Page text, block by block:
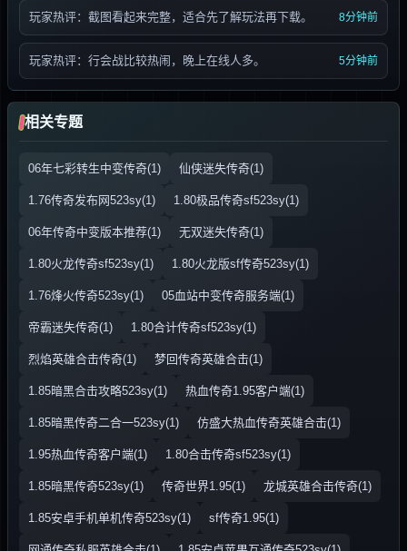
玩家热评：截图看起来完整，适合先了解玩法再下载。 8分钟前
玩家热评：行会战比较热闹，晚上在线人多。 5分钟前
相关专题
06年七彩转生中变传奇(1) 仙侠迷失传奇(1)
1.76传奇发布网523sy(1) 1.80极品传奇sf523sy(1)
06年传奇中变版本推荐(1) 无双迷失传奇(1)
1.80火龙传奇sf523sy(1) 1.80火龙版sf传奇523sy(1)
1.76烽火传奇523sy(1) 05血站中变传奇服务端(1)
帝霸迷失传奇(1) 1.80合计传奇sf523sy(1)
烈焰英雄合击传奇(1) 梦回传奇英雄合击(1)
1.85暗黑合击攻略523sy(1) 热血传奇1.95客户端(1)
1.85暗黑传奇二合一523sy(1) 仿盛大热血传奇英雄合击(1)
1.95热血传奇客户端(1) 1.80合击传奇sf523sy(1)
1.85暗黑传奇523sy(1) 传奇世界1.95(1) 龙城英雄合击传奇(1)
1.85安卓手机单机传奇523sy(1) sf传奇1.95(1)